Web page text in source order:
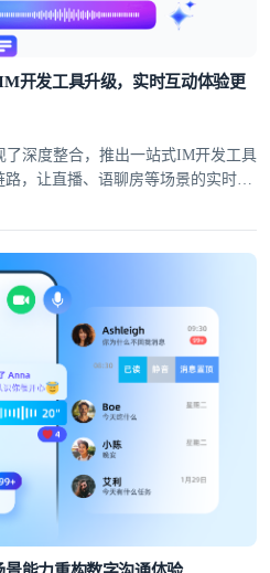
开发工具升级，实时互动体验更
了深度整合，推出一站式IM开发工具
，让直播、语聊房等场景的实时互
提交